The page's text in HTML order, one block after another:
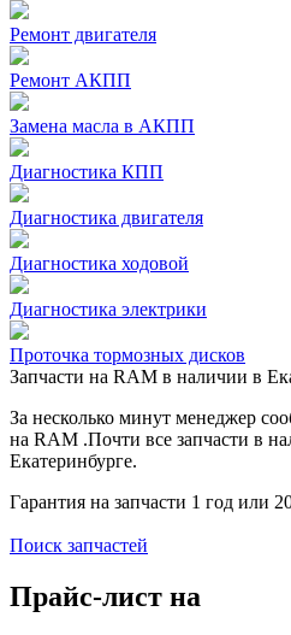
Ремонт двигателя
Ремонт АКПП
Замена масла в АКПП
Диагностика КПП
Диагностика двигателя
Диагностика ходовой
Диагностика электрики
Проточка тормозных дисков
Запчасти на RAM в наличии в
За несколько минут менеджер
на RAM .Почти все запчасти в
Екатеринбурге.
Гарантия на запчасти 1 год или
Поиск запчастей
Прайс-лист на